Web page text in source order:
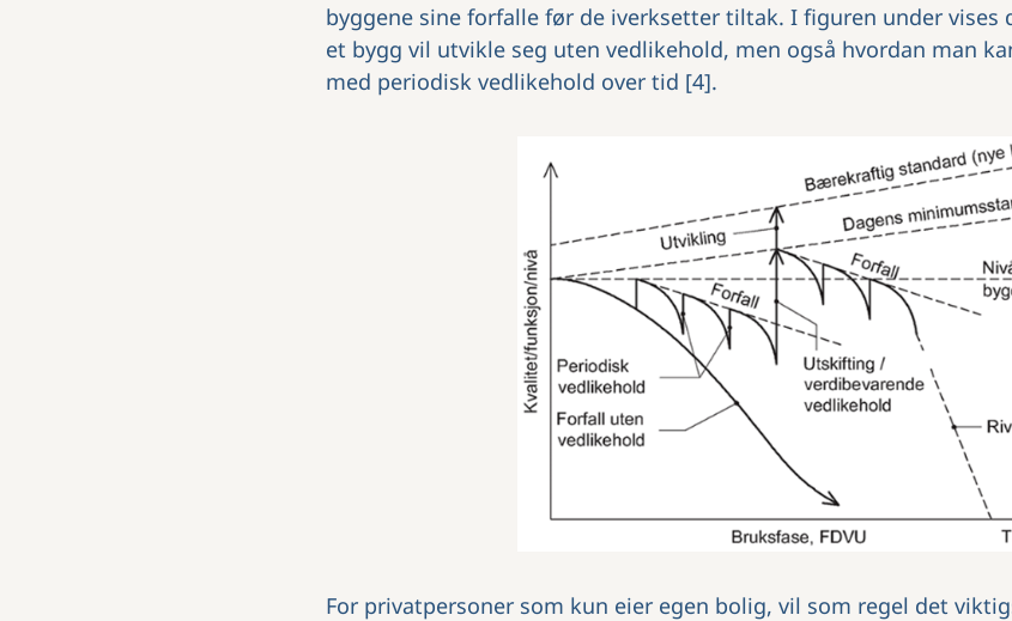
byggene sine forfalle før de iverksetter tiltak. I figuren under vises
et bygg vil utvikle seg uten vedlikehold, men også hvordan man
med periodisk vedlikehold over tid [4].
For privatpersoner som kun eier egen bolig, vil som regel det